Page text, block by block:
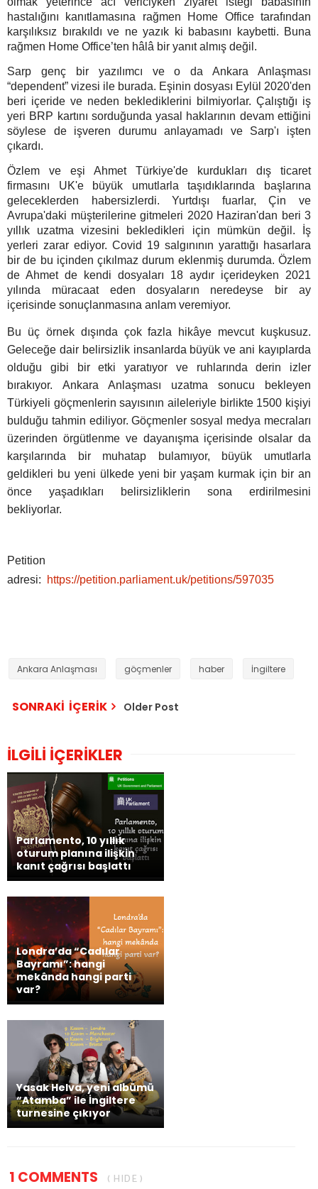
hastalığını kanıtlamasına rağmen Home Office tarafından
karşılıksız bırakıldı ve ne yazık ki babasını kaybetti. Buna
rağmen Home Office’ten hâlâ bir yanıt almış değil.
Sarp genç bir yazılımcı ve o da Ankara Anlaşması
“dependent” vizesi ile burada. Eşinin dosyası Eylül 2020'den
beri içeride ve neden beklediklerini bilmiyorlar. Çalıştığı iş
yeri BRP kartını sorduğunda yasal haklarının devam ettiğini
söylese de işveren durumu anlayamadı ve Sarp'ı işten
çıkardı.
Özlem ve eşi Ahmet Türkiye'de kurdukları dış ticaret
firmasını UK'e büyük umutlarla taşıdıklarında başlarına
geleceklerden habersizlerdi. Yurtdışı fuarlar, Çin ve
Avrupa'daki müşterilerine gitmeleri 2020 Haziran'dan beri 3
yıllık uzatma vizesini bekledikleri için mümkün değil. İş
yerleri zarar ediyor. Covid 19 salgınının yarattığı hasarlara
bir de bu içinden çıkılmaz durum eklenmiş durumda. Özlem
de Ahmet de kendi dosyaları 18 aydır içerideyken 2021
yılında müracaat eden dosyaların neredeyse bir ay
içerisinde sonuçlanmasına anlam veremiyor.
Bu üç örnek dışında çok fazla hikâye mevcut kuşkusuz.
Geleceğe dair belirsizlik insanlarda büyük ve ani kayıplarda
olduğu gibi bir etki yaratıyor ve ruhlarında derin izler
bırakıyor.
Ankara Anlaşması uzatma sonucu bekleyen
Türkiyeli göçmenlerin sayısının aileleriyle birlikte 1500 kişiyi
bulduğu tahmin ediliyor. Göçmenler sosyal medya mecraları
üzerinden örgütlenme ve dayanışma içerisinde olsalar da
karşılarında bir muhatap bulamıyor, büyük umutlarla
geldikleri bu yeni ülkede yeni bir yaşam kurmak için bir an
önce yaşadıkları belirsizliklerin sona erdirilmesini
bekliyorlar.
Petition
adresi:
https://petition.parliament.uk/petitions/597035
Ankara Anlaşması göçmenler haber İngiltere
SONRAKİ İÇERİK Older Post
İLGİLİ İÇERİKLER
Parlamento, 10 yıllık
oturum planına ilişkin
kanıt çağrısı başlattı
Londra’da “Cadılar
Bayramı”: hangi
mekânda hangi parti
var?
Yasak Helva, yeni albümü
“Atamba” ile İngiltere
turnesine çıkıyor
1 COMMENTS ( HIDE )